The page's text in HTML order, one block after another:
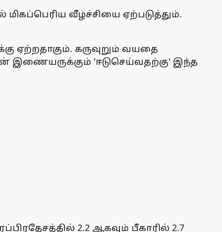
வீழ்ச்சியை ஏற்படுத்தும்.
ஏற்றதாகும். கருவுறும் வயதை
இணையருக்கும் 'ஈடுசெய்வதற்கு' இந்த
2.2 ஆகவும் பீகாரில் 2.7